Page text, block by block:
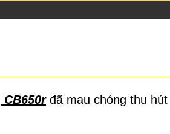
CB650rđã mau chóng thu